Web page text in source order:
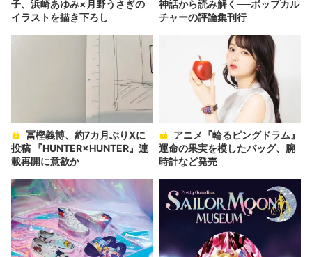
子、浜崎あゆみ×月野うさぎの
イラストを描き下ろし
神話から読み解く──ポップカル
チャーの評論集刊行
投稿 『HUNTER×HUNTER』連
載再開に意欲か
運命の果実を模したバッグ、腕
時計など発売